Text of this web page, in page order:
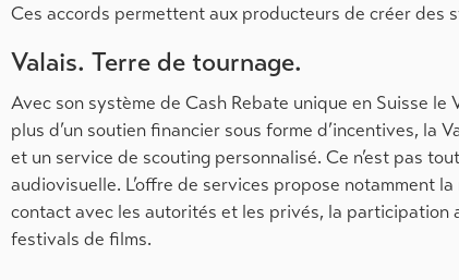
Ces accords permettent aux producteurs de créer des
Valais. Terre de tournage.
Avec son système de Cash Rebate unique en Suisse
plus d’un soutien financier sous forme d’incentives, la
et un service de scouting personnalisé. Ce n’est pas
audiovisuelle. L’offre de services propose notamment
contact avec les autorités et les privés, la participation
festivals de films.